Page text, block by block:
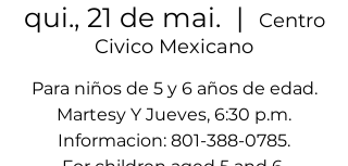
qui., 21 de mai.
  |
Centro
Civico Mexicano
Para niños de 5 y 6 años de edad.
Martesy Y Jueves, 6:30 p.m.
Informacion: 801-388-0785.